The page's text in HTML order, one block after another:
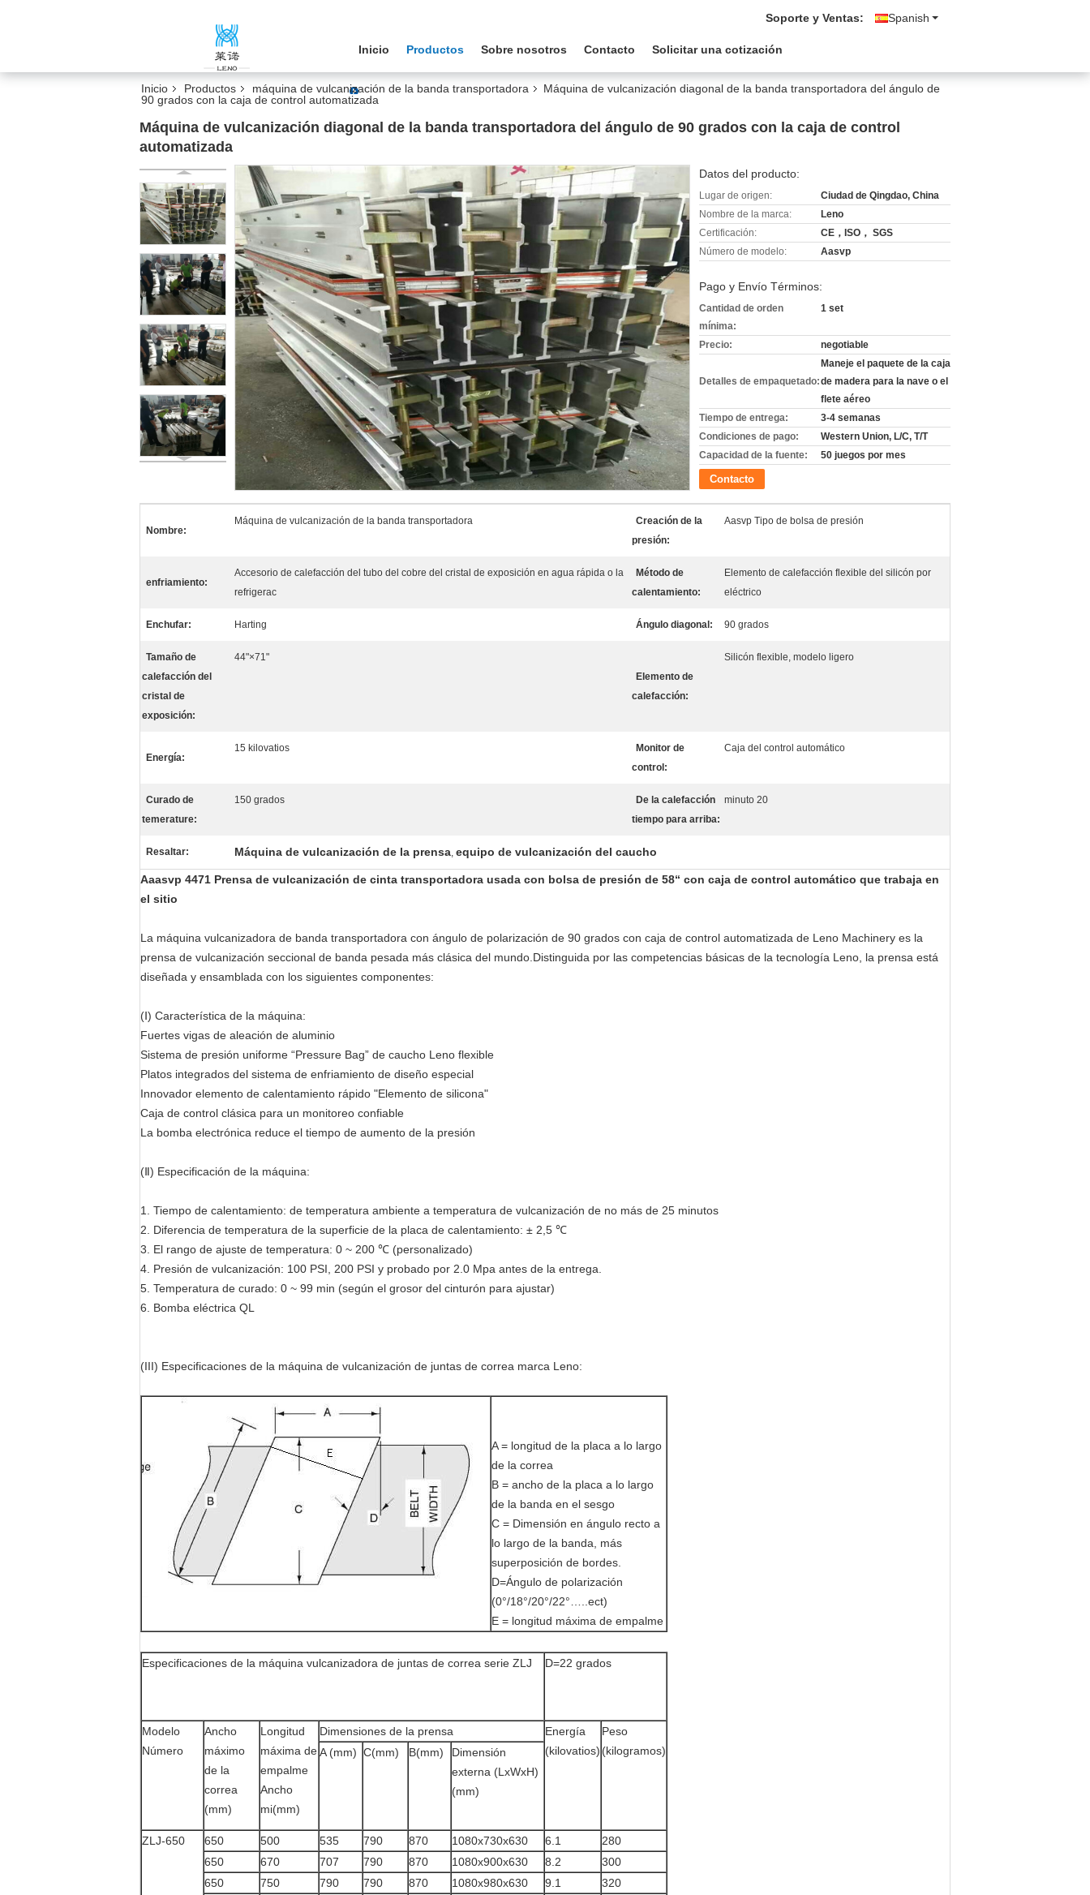
Spanish
Soporte y Ventas:
Inicio Productos Sobre nosotros Contacto Solicitar una cotización
Inicio Productos máquina de vulcanización de la banda transportadora
Máquina de vulcanización diagonal de la banda transportadora del ángulo de
90 grados con la caja de control automatizada
Máquina de vulcanización diagonal de la banda transportadora del ángulo de 90 grados con la caja de control
automatizada
Datos del producto:
Lugar de origen:
Ciudad de Qingdao, China
Nombre de la marca:
Leno
Certificación:
CE，ISO， SGS
Número de modelo:
Aasvp
Pago y Envío Términos:
Cantidad de orden
mínima:
1 set
Precio: negotiable
Detalles de empaquetado:
Maneje el paquete de la caja
de madera para la nave o el
flete aéreo
Tiempo de entrega:
3-4 semanas
Condiciones de pago:
Western Union, L/C, T/T
Capacidad de la fuente:
50 juegos por mes
Contacto
Nombre:
Máquina de vulcanización de la banda transportadora
Creación de la
presión:
Aasvp Tipo de bolsa de presión
enfriamiento:
Accesorio de calefacción del tubo del cobre del cristal de exposición en agua rápida o la
refrigerac
Método de
calentamiento:
Elemento de calefacción flexible del silicón por
eléctrico
Enchufar: Harting Ángulo diagonal: 90 grados
Tamaño de
calefacción del
cristal de
exposición:
44"×71"
Elemento de
calefacción:
Silicón flexible, modelo ligero
Energía:
15 kilovatios
Monitor de
control:
Caja del control automático
Curado de
temerature:
150 grados
De la calefacción
tiempo para arriba:
minuto 20
Resaltar: Máquina de vulcanización de la prensa, equipo de vulcanización del caucho
Aaasvp 4471 Prensa de vulcanización de cinta transportadora usada con bolsa de presión de 58“ con caja de control automático que trabaja en
el sitio
La máquina vulcanizadora de banda transportadora con ángulo de polarización de 90 grados con caja de control automatizada de Leno Machinery es la
prensa de vulcanización seccional de banda pesada más clásica del mundo.Distinguida por las competencias básicas de la tecnología Leno, la prensa está
diseñada y ensamblada con los siguientes componentes:
(Ⅰ) Característica de la máquina:
Fuertes vigas de aleación de aluminio
Sistema de presión uniforme “Pressure Bag” de caucho Leno flexible
Platos integrados del sistema de enfriamiento de diseño especial
Innovador elemento de calentamiento rápido "Elemento de silicona"
Caja de control clásica para un monitoreo confiable
La bomba electrónica reduce el tiempo de aumento de la presión
(Ⅱ) Especificación de la máquina:
1. Tiempo de calentamiento: de temperatura ambiente a temperatura de vulcanización de no más de 25 minutos
2. Diferencia de temperatura de la superficie de la placa de calentamiento: ± 2,5 ℃
3. El rango de ajuste de temperatura: 0 ~ 200 ℃ (personalizado)
4. Presión de vulcanización: 100 PSI, 200 PSI y probado por 2.0 Mpa antes de la entrega.
5. Temperatura de curado: 0 ~ 99 min (según el grosor del cinturón para ajustar)
6. Bomba eléctrica QL
(III) Especificaciones de la máquina de vulcanización de juntas de correa marca Leno:
A = longitud de la placa a lo largo
de la correa
B = ancho de la placa a lo largo
de la banda en el sesgo
C = Dimensión en ángulo recto a
lo largo de la banda, más
superposición de bordes.
D=Ángulo de polarización
(0°/18°/20°/22°…..ect)
E = longitud máxima de empalme
Especificaciones de la máquina vulcanizadora de juntas de correa serie ZLJ D=22 grados
Modelo
Número
Ancho
máximo
de la
correa
(mm)
Longitud
máxima de
empalme
Ancho
mi(mm)
Dimensiones de la prensa
Energía
(kilovatios)
Peso
(kilogramos)
A (mm) C(mm) B(mm)
Dimensión
externa (LxWxH)
(mm)
ZLJ-650 650 500 535 790 870 1080x730x630 6.1
280
650
670 707 790 870 1080x900x630 8.2
300
650
750 790 790 870 1080x980x630 9.1
320